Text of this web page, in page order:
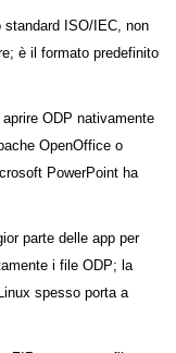
standard ISO/IEC, non
è il formato predefinito
aprire ODP nativamente
OpenOffice o
PowerPoint ha
parte delle app per
i file ODP; la
spesso porta a